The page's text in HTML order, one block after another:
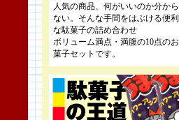
人気の商品、何がいいのか分から
ない。そんな手間をはぶける便利
な駄菓子の詰め合わせ
ボリューム満点・満腹の10点のお
菓子セットです。